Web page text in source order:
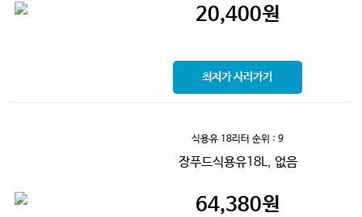
20,400원
최저가 사러가기
식용유 18리터 순위 : 9
장푸드식용유18L, 없음
64,380원